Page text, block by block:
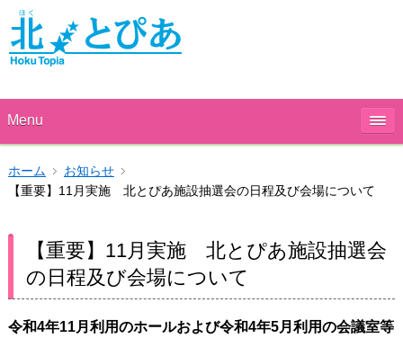
Menu
ホーム
お知らせ
【重要】11月実施 北とぴあ施設抽選会の日程及び会場について
【重要】11月実施 北とぴあ施設抽選会
の日程及び会場について
令和4年11月利用のホールおよび令和4年5月利用の会議室等